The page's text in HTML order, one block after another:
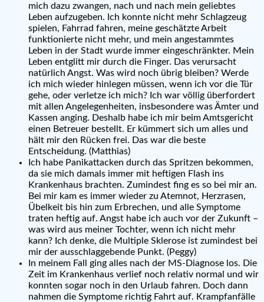
mich dazu zwangen, nach und nach mein geliebtes
Leben aufzugeben. Ich konnte nicht mehr Schlagzeug
spielen, Fahrrad fahren, meine geschätzte Arbeit
funktionierte nicht mehr, und mein angestammtes
Leben in der Stadt wurde immer eingeschränkter. Mein
Leben entglitt mir durch die Finger. Das verursacht
natürlich Angst. Was wird noch übrig bleiben? Werde
ich mich wieder hinlegen müssen, wenn ich vor die Tür
gehe, oder verletze ich mich? Ich war völlig überfordert
mit allen Angelegenheiten, insbesondere was Ämter und
Kassen anging. Deshalb habe ich mir beim Amtsgericht
einen Betreuer bestellt. Er kümmert sich um alles und
hält mir den Rücken frei. Das war die beste
Entscheidung. (Matthias)
Ich habe Panikattacken durch das Spritzen bekommen,
da sie mich damals immer mit heftigen Flash ins
Krankenhaus brachten. Zumindest fing es so bei mir an.
Bei mir kam es immer wieder zu Atemnot, Herzrasen,
Übelkeit bis hin zum Erbrechen, und alle Symptome
traten heftig auf. Angst habe ich auch vor der Zukunft –
was wird aus meiner Tochter, wenn ich nicht mehr
kann? Ich denke, die Multiple Sklerose ist zumindest bei
mir der ausschlaggebende Punkt. (Peggy)
In meinem Fall ging alles nach der MS-Diagnose los. Die
Zeit im Krankenhaus verlief noch relativ normal und wir
konnten sogar noch in den Urlaub fahren. Doch dann
nahmen die Symptome richtig Fahrt auf. Krampfanfälle